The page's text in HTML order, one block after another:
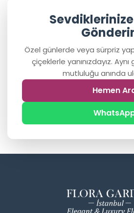
Özel günlerde veya sürpriz
çiçeklerle yanınızdayız.
mutluluğu anında
Hemen